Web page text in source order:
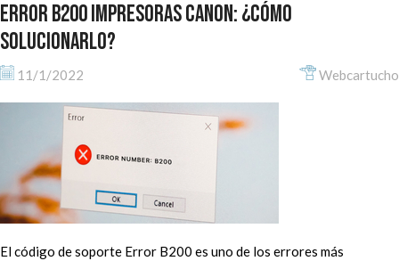
Error B200 impresoras Canon: ¿cómo
solucionarlo?
11/1/2022 Webcartucho
El código de soporte Error B200 es uno de los errores más